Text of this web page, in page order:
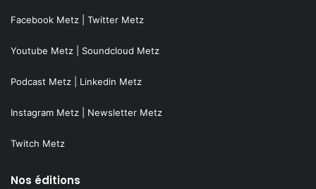
Facebook Metz Twitter Metz
Youtube Metz Soundcloud Metz
Podcast Metz Linkedin Metz
Instagram Metz Newsletter Metz
Twitch Metz
Nos éditions